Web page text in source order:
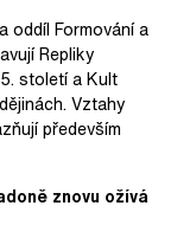
oddíl Formování a
Repliky
století a Kult
Vztahy
především
znovu ožívá